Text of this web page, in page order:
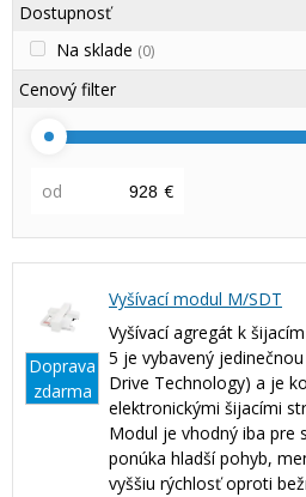
Dostupnosť
Na sklade (0)
Cenový filter
od €
Doprava
zdarma
Vyšívací modul M/SDT
Vyšívací agregát k
5 je vybavený
Drive Technology) a je
elektronickými šijacími
Modul je vhodný iba pre
ponúka hladší pohyb,
vyššiu rýchlosť oproti